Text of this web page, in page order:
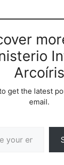
Arcoíris
get the latest
email.